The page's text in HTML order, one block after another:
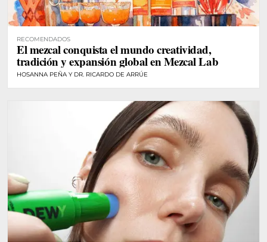
RECOMENDADOS
El mezcal conquista el mundo creatividad,
tradición y expansión global en Mezcal Lab
HOSANNA PEÑA Y DR. RICARDO DE ARRÚE